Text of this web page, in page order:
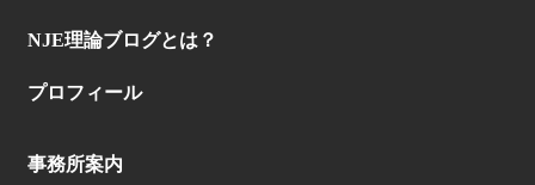
NJE理論ブログとは？
プロフィール
事務所案内